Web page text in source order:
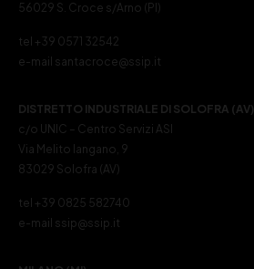
56029 S. Croce s/Arno (PI)
tel +39 0571 32542
e-mail santacroce@ssip.it
DISTRETTO INDUSTRIALE DI SOLOFRA (AV)
c/o UNIC – Centro Servizi ASI
Via Melito Iangano, 9
83029 Solofra (AV)
tel +39 0825 582740
e-mail ssip@ssip.it